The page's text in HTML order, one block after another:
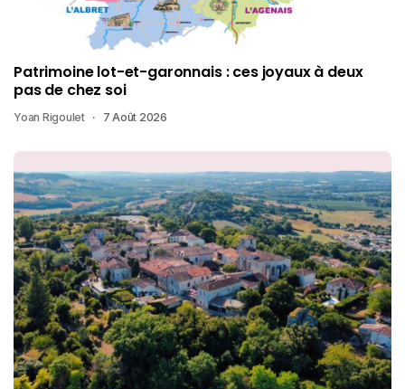
Patrimoine lot-et-garonnais : ces joyaux à deux
pas de chez soi
Yoan Rigoulet 7 Août 2026